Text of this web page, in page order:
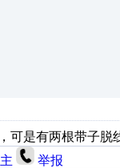
可是有两根带子
举报